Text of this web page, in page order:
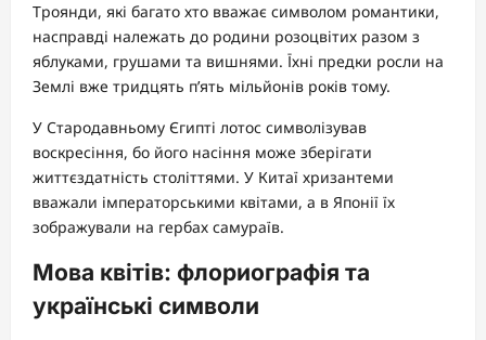
Троянди, які багато хто вважає символом романтики,
насправді належать до родини розоцвітих разом з
яблуками, грушами та вишнями. Їхні предки росли на
Землі вже тридцять п’ять мільйонів років тому.
У Стародавньому Єгипті лотос символізував
воскресіння, бо його насіння може зберігати
життєздатність століттями. У Китаї хризантеми
вважали імператорськими квітами, а в Японії їх
зображували на гербах самураїв.
Мова квітів: флориографія та
українські символи